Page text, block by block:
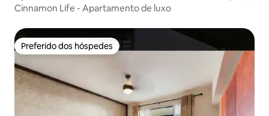
Cinnamon Life - Apartamento de luxo
Preferido dos hóspedes
Preferido dos hóspedes